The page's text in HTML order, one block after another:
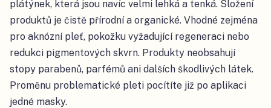
plátýnek, která jsou navíc velmi lehká a tenká. Složení
produktů je čistě přírodní a organické. Vhodné zejména
pro aknózní pleť, pokožku vyžadující regeneraci nebo
redukci pigmentových skvrn. Produkty neobsahují
stopy parabenů, parfémů ani dalších škodlivých látek.
Proměnu problematické pleti pocítíte již po aplikaci
jedné masky.